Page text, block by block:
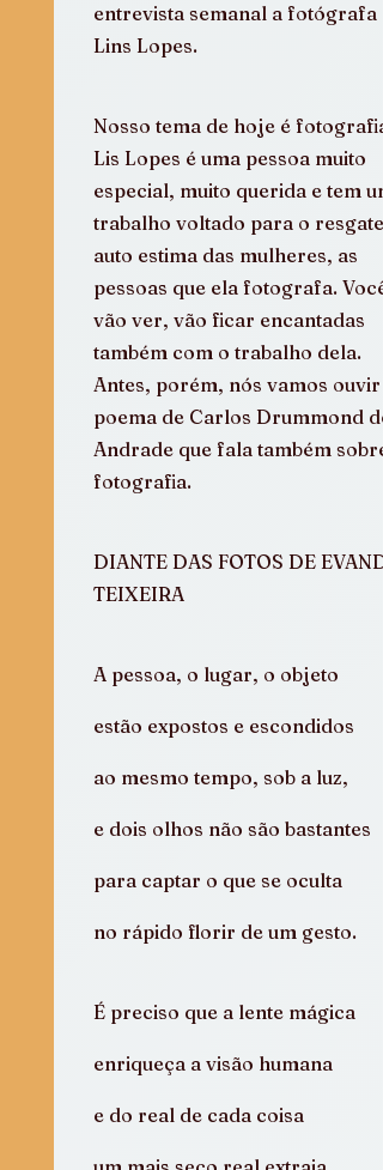
entrevista semanal a fotógrafa
Lins Lopes.
Nosso tema de hoje é
Lis Lopes é uma pessoa muito
especial, muito querida e tem
trabalho voltado para o resgate
auto estima das mulheres, as
pessoas que ela fotografa.
vão ver, vão ficar encantadas
também com o trabalho dela.
Antes, porém, nós vamos ouvir
poema de Carlos Drummond de
Andrade que fala também sobre
fotografia.
DIANTE DAS FOTOS DE
TEIXEIRA
A pessoa, o lugar, o objeto
estão expostos e escondidos
ao mesmo tempo, sob a luz,
e dois olhos não são bastantes
para captar o que se oculta
no rápido florir de um gesto.
É preciso que a lente mágica
enriqueça a visão humana
e do real de cada coisa